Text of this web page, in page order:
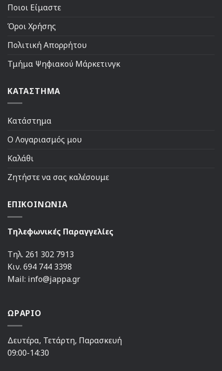
Ποιοι Είμαστε
Όροι Χρήσης
Πολιτική Απορρήτου
Τμήμα Ψηφιακού Μάρκετινγκ
ΚΑΤΑΣΤΗΜΑ
Κατάστημα
Ο Λογαριασμός μου
Καλάθι
Ζητήστε να σας καλέσουμε
ΕΠΙΚΟΙΝΩΝΙΑ
Τηλεφωνικές Παραγγελίες
Τηλ. 261 302 7913
Κιν. 694 744 3398
Mail: info@jappa.gr
ΩΡΑΡΙΟ
Δευτέρα, Τετάρτη, Παρασκευή
09:00-14:30